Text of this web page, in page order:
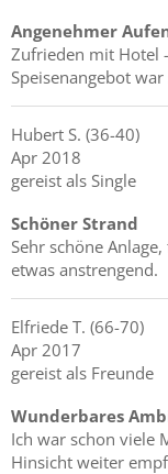
Angenehmer
Zufrieden mit Hotel
Speisenangebot
Hubert S. (36-40)
Apr 2018
gereist als Single
Schöner Strand
Sehr schöne
etwas anstrengend.
Elfriede T. (66-70)
Apr 2017
gereist als Freunde
Wunderbares
Ich war schon viele
Hinsicht weiter